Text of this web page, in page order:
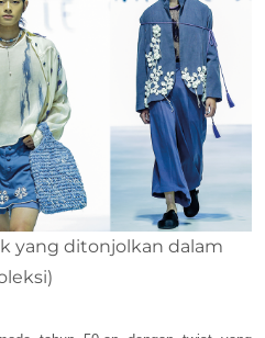
yang ditonjolkan dalam